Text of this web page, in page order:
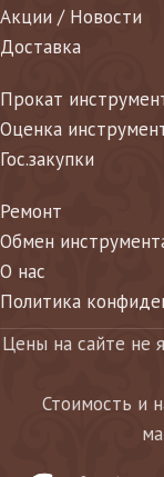
Акции / Новости
Доставка
Прокат
Оценка
Гос.закупки
Ремонт
Обмен
О нас
Политика
Цены на сайте не
Стоимость и